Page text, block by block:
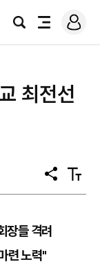
검
전
로
그
최전선
공
유
텍
스
장들 격려
련 노력"